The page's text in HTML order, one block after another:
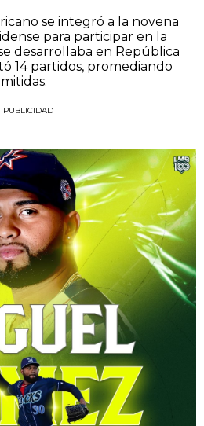
se integró a la novena
para participar en la
desarrollaba en República
14 partidos, promediando
PUBLICIDAD